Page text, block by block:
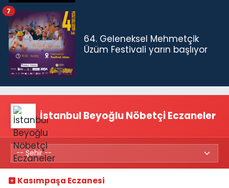
64. Geleneksel Mehmetçik
Üzüm Festivali yarın başlıyor
7
İstanbul Beyoğlu Nöbetçi Eczaneler
Kasımpaşa Eczanesi